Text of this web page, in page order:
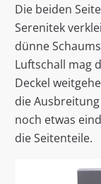
Die beiden
Serenitek
dünne
Luftschall mag
Deckel
die
noch etwas
die Seitenteile.